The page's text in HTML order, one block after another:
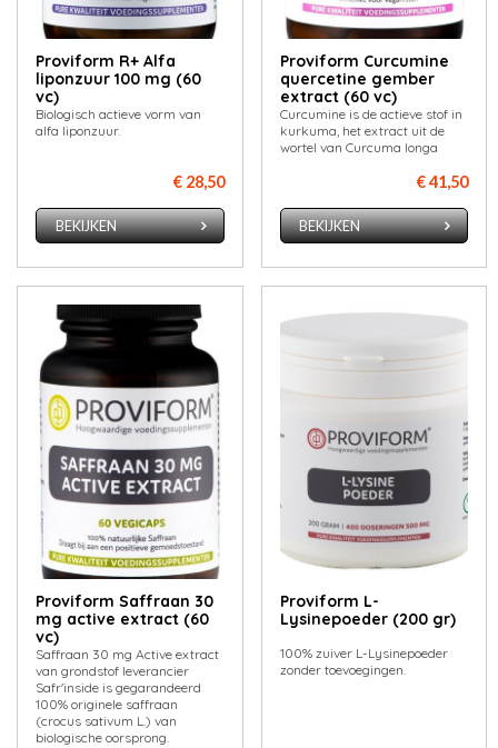
Proviform R+ Alfa
liponzuur 100 mg (60
vc)
Biologisch actieve vorm van
alfa liponzuur.
€ 28,50
BEKIJKEN
Proviform Curcumine
quercetine gember
extract (60 vc)
Curcumine is de actieve stof in
kurkuma, het extract uit de
wortel van Curcuma longa
€ 41,50
BEKIJKEN
Proviform Saffraan 30
mg active extract (60
vc)
Saffraan 30 mg Active extract
van grondstof leverancier
Safr'inside is gegarandeerd
100% originele saffraan
(crocus sativum L.) van
biologische oorsprong.
Proviform L-
Lysinepoeder (200 gr)
100% zuiver L-Lysinepoeder
zonder toevoegingen.